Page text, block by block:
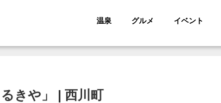
温泉 グルメ イベント
きや」 | 西川町